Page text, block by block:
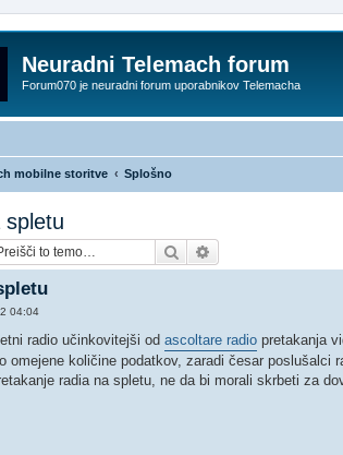
Neuradni Telemach forum
Forum070 je neuradni forum uporabnikov Telemacha
mobilne storitve Splošno
spletu
Iskanje
04:04
radio učinkovitejši od ascoltare radio pretakanja
omejene količine podatkov, zaradi česar
radia na spletu, ne da bi morali skrbeti za